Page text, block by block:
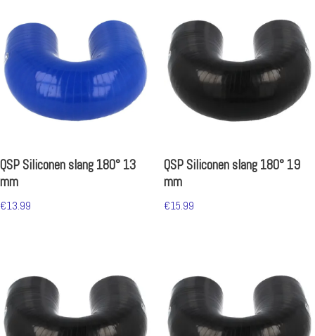
QSP Siliconen slang 180° 13
mm
€13.99
QSP Siliconen slang 180° 19
mm
€15.99